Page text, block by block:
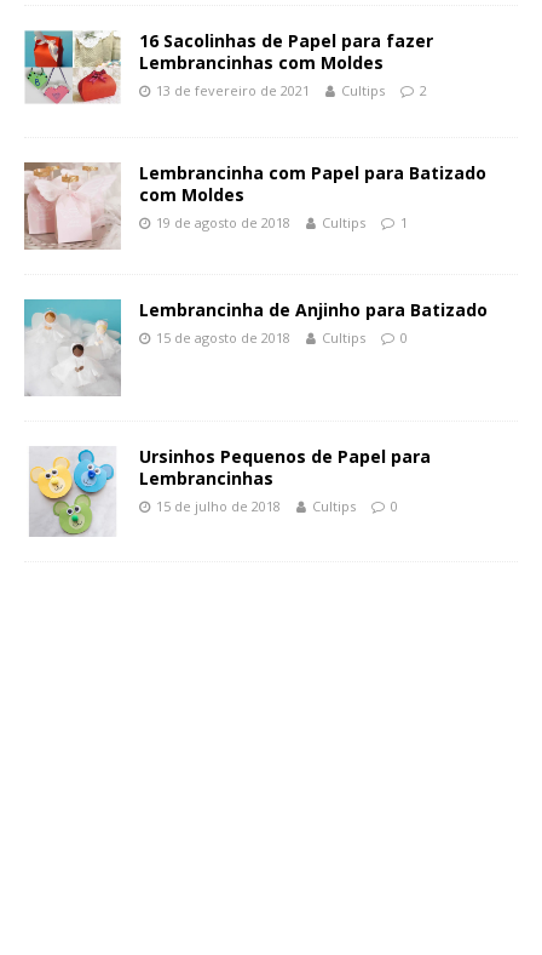
16 Sacolinhas de Papel para fazer
Lembrancinhas com Moldes
13 de fevereiro de 2021 Cultips 2
Lembrancinha com Papel para Batizado
com Moldes
19 de agosto de 2018 Cultips 1
Lembrancinha de Anjinho para Batizado
15 de agosto de 2018 Cultips 0
Ursinhos Pequenos de Papel para
Lembrancinhas
15 de julho de 2018 Cultips 0